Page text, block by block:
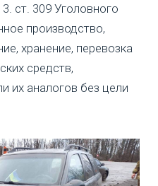
ст. 309 Уголовного
производство,
хранение, перевозка
средств,
их аналогов без цели